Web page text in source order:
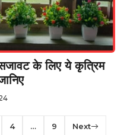
के लिए ये कृत्रिम
4 … 9 Next